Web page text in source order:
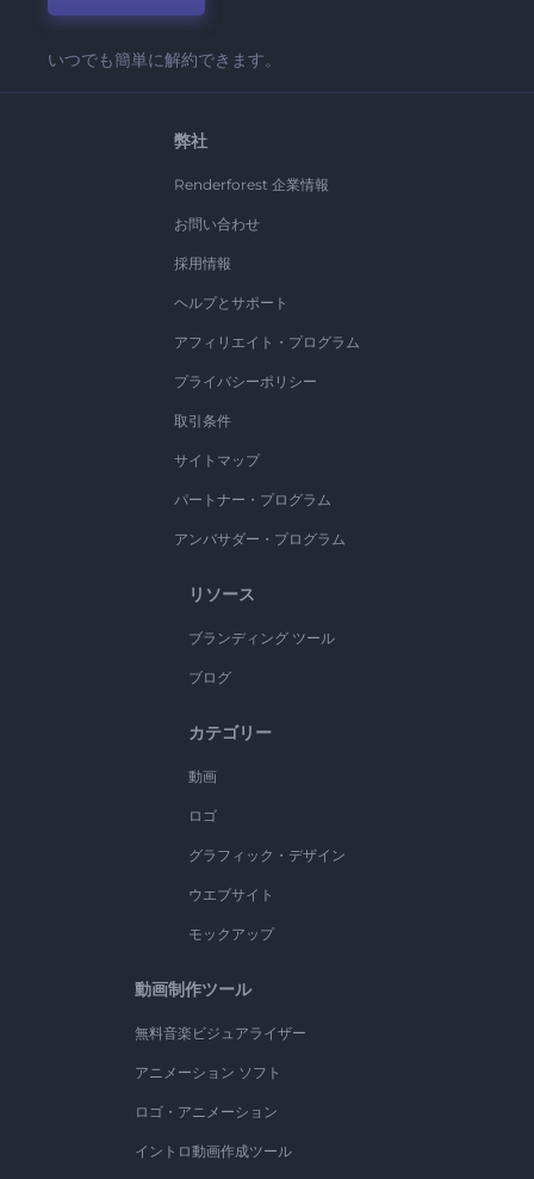
いつでも簡単に解約できます。
弊社
Renderforest 企業情報
お問い合わせ
採用情報
ヘルプとサポート
アフィリエイト・プログラム
プライバシーポリシー
取引条件
サイトマップ
パートナー・プログラム
アンバサダー・プログラム
リソース
ブランディング ツール
ブログ
カテゴリー
動画
ロゴ
グラフィック・デザイン
ウエブサイト
モックアップ
動画制作ツール
無料音楽ビジュアライザー
アニメーション ソフト
ロゴ・アニメーション
イントロ動画作成ツール